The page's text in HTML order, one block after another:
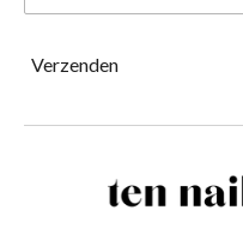
Verzenden